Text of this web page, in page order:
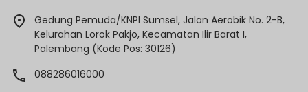
Gedung Pemuda/KNPI Sumsel, Jalan Aerobik No. 2-B,
Kelurahan Lorok Pakjo, Kecamatan Ilir Barat I,
Palembang (Kode Pos: 30126)
088286016000